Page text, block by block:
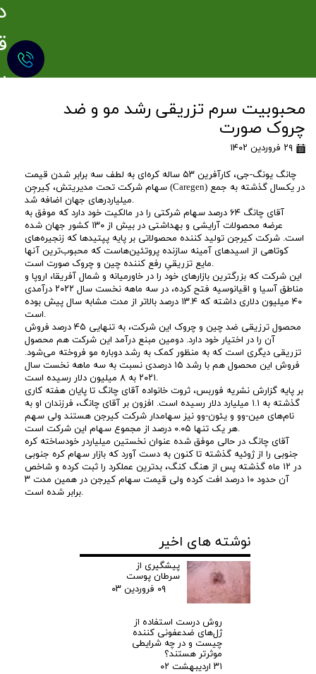
ی
محبوبیت سرم تزریقی رشد مو و ضد
چروک صورت
۲۹ فروردین ۱۴۰۲
چانگ یونگ-جی، کارآفرین ۵۳ ساله کره‌ای به لطف سه برابر شدن قیمت
سهام شرکت تحت مدیریتش، کِیرجِن (Caregen) در یکسال گذشته به جمع
میلیاردرهای جهان اضافه شد.
آقای چانگ ۶۴ درصد سهام شرکتی را در مالکیت خود دارد که موفق به
عرضه محصولات آرایشی و بهداشتی در بیش از ۱۳۰ کشور جهان شده
است. شرکت کیرجن تولید کننده محصولاتی بر پایه پپتیدها که زنجیره‌های
کوتاهی از اسیدهای آمینه سازنده پروتئین‌هاست که محبوب‌ترین آنها
مایع تزریقیِ رفع کننده چین و چروک صورت است.
این شرکت که بزرگترین بازارهای خود را در خاورمیانه و شمال آفریقا، اروپا و
مناطق آسیا و اقیانوسیه فتح کرده، در سه ماهه نخست سال ۲۰۲۲ درآمدی
۴۰ میلیون دلاری داشته که ۱۳.۴ درصد بالاتر از مدت مشابه سال پیش بوده
است.
محصول ترزیقی ضد چین و چروک این شرکت، به تنهایی ۴۵ درصد فروش
آن را در اختیار خود دارد. دومین مبنع درآمد این شرکت هم محصول
تزریقی دیگری است که به منظور کمک به رشد دوباره مو فروخته می‌شود.
فروش این محصول هم با رشد ۱۵ درصدی نسبت به سه ماهه نخست سال
۲۰۲۱ به ۸ میلیون دلار رسیده است.
بر پایه گزارش نشریه فوربس، ثروت خانواده آقای چانگ تا پایان هفته کاری
گذشته به ۱.۱ میلیارد دلار رسیده است. افزون بر آقای چانگ، فرزندان او به
نام‌های مین-وو و یئون-وو نیز سهامدار شرکت کیرجن هستند ولی سهم
هر یک تنها ۰.۰۵ درصد از مجموع سهام این شرکت است.
آقای چانگ در حالی موفق شده عنوان نخستین میلیاردر خودساخته کره
جنوبی را از ژوئیه گذشته تا کنون به دست آورد که بازار سهام کره جنوبی
در ۱۲ ماه گذشته پس از هنگ کنگ، بدترین عملکرد را ثبت کرده و شاخص
آن حدود ۱۰ درصد افت کرده ولی قیمت سهام کیرجن در همین مدت ۳
برابر شده است.
نوشته های اخیر
پیشگیری از
سرطان پوست
۰۹ فروردین ۰۳
روش درست استفاده از
ژل‌های ضدعفونی کننده
چیست و در چه شرایطی
موثرتر هستند؟
۳۱ اردیبهشت ۰۲